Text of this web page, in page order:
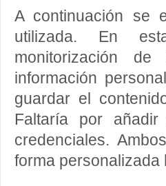
A continuación se
utilizada. En
monitorización de
información
guardar el
Faltaría por
credenciales.
forma personalizada